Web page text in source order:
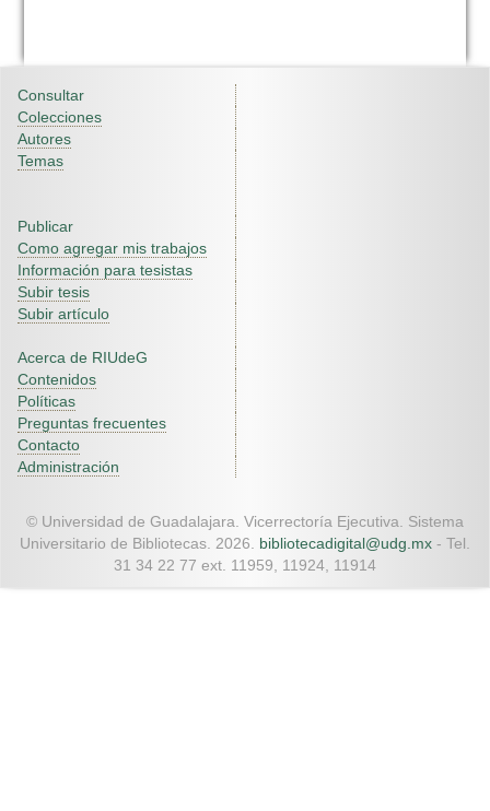
Consultar
Colecciones
Autores
Temas
Publicar
Como agregar mis trabajos
Información para tesistas
Subir tesis
Subir artículo
Acerca de RIUdeG
Contenidos
Políticas
Preguntas frecuentes
Contacto
Administración
© Universidad de Guadalajara. Vicerrectoría Ejecutiva. Sistema
Universitario de Bibliotecas. 2026. bibliotecadigital@udg.mx - Tel.
31 34 22 77 ext. 11959, 11924, 11914